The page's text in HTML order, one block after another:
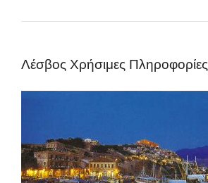
Λέσβος Χρήσιμες Πληροφορίες